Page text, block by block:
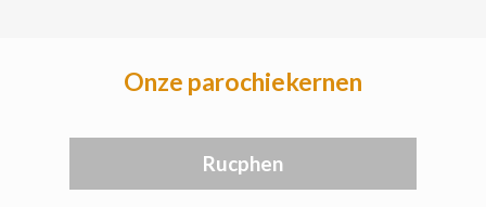
Onze parochiekernen
Rucphen